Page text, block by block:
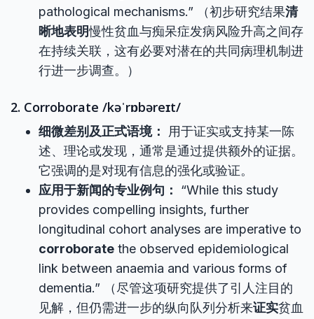
pathological mechanisms.” （初步研究结果清
晰地表明慢性贫血与痴呆症发病风险升高之间存
在持续关联，这有必要对潜在的共同病理机制进
行进一步调查。）
2. Corroborate /kəˈrɒbəreɪt/
细微差别及正式语境：
用于证实或支持某一陈
述、理论或发现，通常是通过提供额外的证据。
它强调的是对现有信息的强化或验证。
应用于新闻的专业例句：
“While this study
provides compelling insights, further
longitudinal cohort analyses are imperative to
corroborate the observed epidemiological
link between anaemia and various forms of
dementia.” （尽管这项研究提供了引人注目的
见解，但仍需进一步的纵向队列分析来证实贫血